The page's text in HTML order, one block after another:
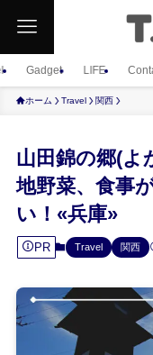
Gadget LIFE
ホーム Travel 関西
山田錦の郷(よ
地野菜、食事
い！«兵庫»
PR Travel 関西